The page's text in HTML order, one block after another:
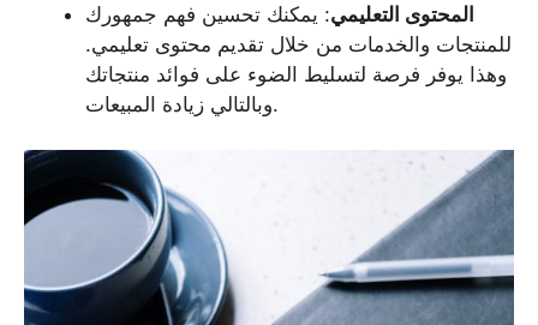
المحتوى التعليمي: يمكنك تحسين فهم جمهورك
للمنتجات والخدمات من خلال تقديم محتوى تعليمي.
وهذا يوفر فرصة لتسليط الضوء على فوائد منتجاتك
وبالتالي زيادة المبيعات.